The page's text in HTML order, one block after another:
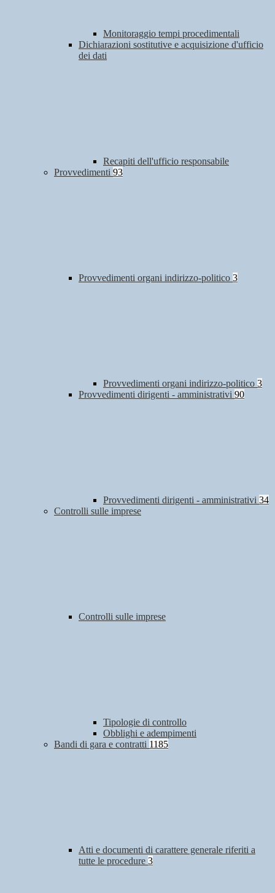
Monitoraggio tempi procedimentali
Dichiarazioni sostitutive e acquisizione d'ufficio
dei dati
Recapiti dell'ufficio responsabile
Provvedimenti 93
Provvedimenti organi indirizzo-politico 3
Provvedimenti organi indirizzo-politico 3
Provvedimenti dirigenti - amministrativi 90
Provvedimenti dirigenti - amministrativi 34
Controlli sulle imprese
Controlli sulle imprese
Tipologie di controllo
Obblighi e adempimenti
Bandi di gara e contratti 1185
Atti e documenti di carattere generale riferiti a
tutte le procedure 3